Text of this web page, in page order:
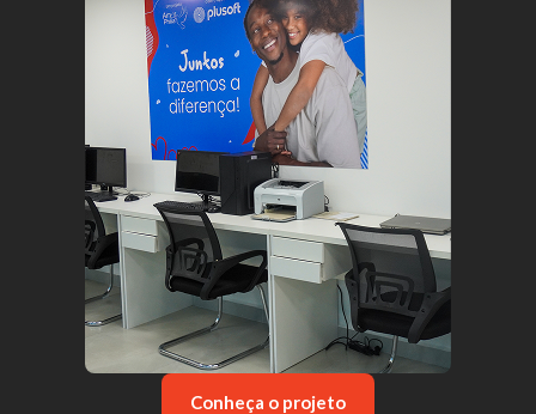
Conheça o projeto